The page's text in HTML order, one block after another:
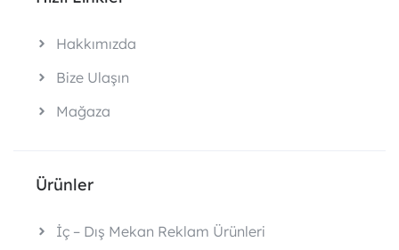
Hakkımızda
Bize Ulaşın
Mağaza
Ürünler
İç – Dış Mekan Reklam Ürünleri